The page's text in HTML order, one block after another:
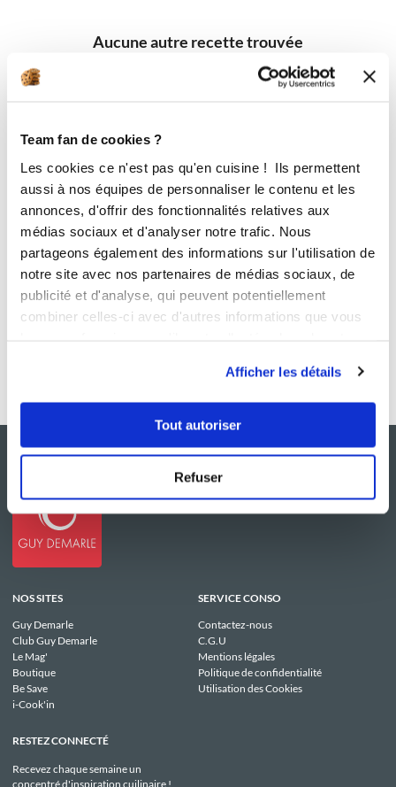
Team fan de cookies ?
Les cookies ce n'est pas qu'en cuisine ! Ils permettent
aussi à nos équipes de personnaliser le contenu et les
annonces, d'offrir des fonctionnalités relatives aux
médias sociaux et d'analyser notre trafic. Nous
partageons également des informations sur l'utilisation de
notre site avec nos partenaires de médias sociaux, de
publicité et d'analyse, qui peuvent potentiellement
combiner celles-ci avec d'autres informations que vous
Afficher les détails
Tout autoriser
Refuser
Aucune autre recette trouvée
NOS SITES
Guy Demarle
Club Guy Demarle
Le Mag'
Boutique
Be Save
i-Cook'in
SERVICE CONSO
Contactez-nous
C.G.U
Mentions légales
Politique de confidentialité
Utilisation des Cookies
RESTEZ CONNECTÉ
Recevez chaque semaine un
concentré d'inspiration cuilinaire !